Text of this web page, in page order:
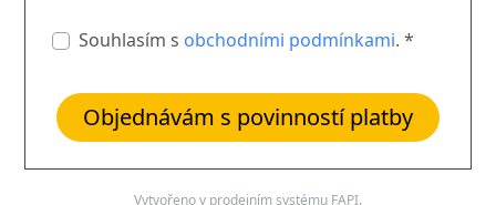
Souhlasím s obchodními podmínkami. *
Objednávám s povinností platby
Vytvořeno v prodejním systému FAPI.